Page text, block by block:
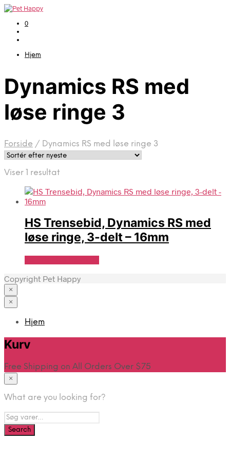
0
Hjem
Dynamics RS med
løse ringe 3
Forside / Dynamics RS med løse ringe 3
Viser 1 resultat
HS Trensebid, Dynamics RS med
løse ringe, 3-delt – 16mm
Copyright Pet Happy
×
×
Hjem
Kurv
Free Shipping on All Orders Over $75
×
What are you looking for?